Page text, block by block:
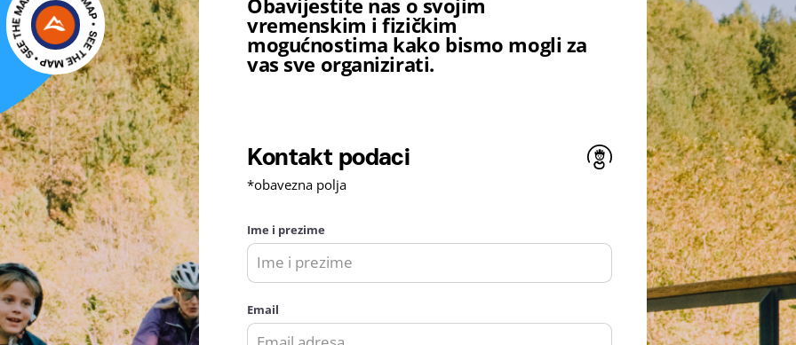
Obavijestite nas o svojim
vremenskim i fizičkim
mogućnostima kako bismo mogli za
vas sve organizirati.
Kontakt podaci
*obavezna polja
Ime i prezime
Email